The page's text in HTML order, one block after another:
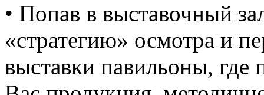
• Попав в выставочный
«стратегию» осмотра и
выставки павильоны, где